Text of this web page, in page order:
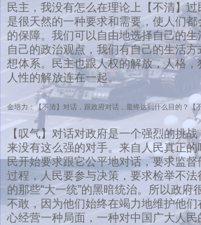
民主，我没有怎么在理论上【不清】
是很天然的一种要求和需要，使人们
的保障。我们可以自由地选择自己的
自己的政治观点，我们有自己的生活
想体系。民主也跟人权的解放，人格，
人性的解放连在一起。
金培力：【不清】对话，跟政府对话，最终达到什么目的？【不
【叹气】对话对政府是一个强烈的挑
来没有这么强的对手。来自人民真正的
民开始要求跟它公平地对话，要求监
过程，人民要参与决策，要求检举不法
的那些“大一统”的黑暗统治。所以政府
不敢，因为他们始终在竭力地维护他
心经营一种局面，一种对中国广大人